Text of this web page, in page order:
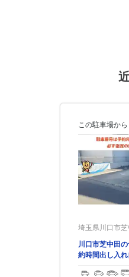
8
この駐車場から
埼玉県川口市
川口市芝中田
約時間出し入れ